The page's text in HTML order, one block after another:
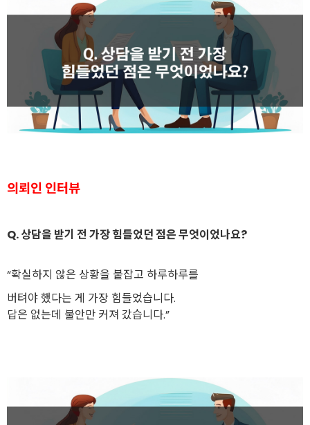
의뢰인 인터뷰
Q. 상담을 받기 전 가장 힘들었던 점은 무엇이었나요?
“확실하지 않은 상황을 붙잡고 하루하루를
버텨야 했다는 게 가장 힘들었습니다.
답은 없는데 불안만 커져 갔습니다.”